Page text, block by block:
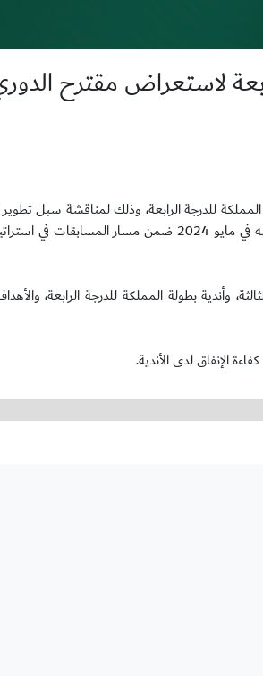
لاستعراض مقترح
للدرجة الرابعة، وذلك لمناقشة سبل تطوير
بما يخدم الأندية في المواسم المقبلة، واستكمالًا لمشروع إعادة هيكلة المسابقات السعودية والذي أعلن عنه في مايو 2024 ضمن
بطولة المملكة للدرجة الرابعة،
الإنفاق لدى الأندية.